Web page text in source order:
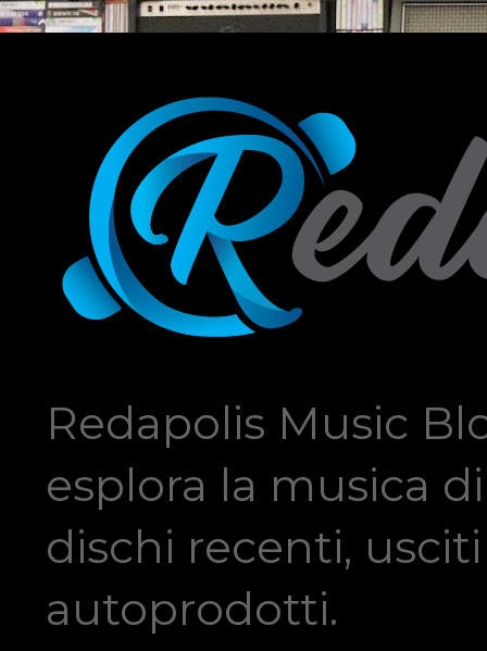
Redapolis Music
esplora la musica
dischi recenti,
autoprodotti.